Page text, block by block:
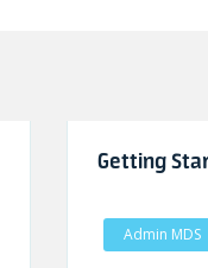
Getting
Admin MDS